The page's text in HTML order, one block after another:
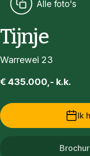
Alle foto's
Tijnje
Warrewei 23
€ 435.000,- k.k.
Ik